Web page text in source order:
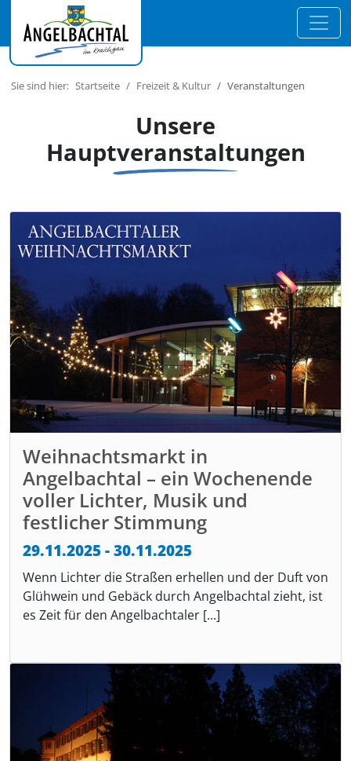
Sie sind hier: Startseite Freizeit & Kultur Veranstaltungen
Unsere
Hauptveranstaltungen
Weihnachtsmarkt in
Angelbachtal – ein Wochenende
voller Lichter, Musik und
festlicher Stimmung
29.11.2025 - 30.11.2025
Wenn Lichter die Straßen erhellen und der Duft von
Glühwein und Gebäck durch Angelbachtal zieht, ist
es Zeit für den Angelbachtaler [...]